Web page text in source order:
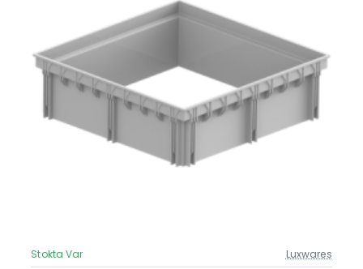
Güncel Fiyat
Stokta Var Luxwares